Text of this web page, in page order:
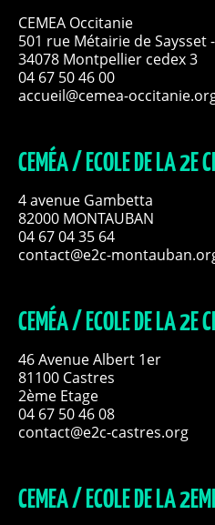
CEMEA Occitanie
501 rue Métairie de Saysset
34078 Montpellier cedex 3
04 67 50 46 00
accueil@cemea-
CEMÉA / ECOLE DE LA 2E
4 avenue Gambetta
82000 MONTAUBAN
04 67 04 35 64
contact@e2c-
CEMÉA / ECOLE DE LA 2E
46 Avenue Albert 1er
81100 Castres
2ème Etage
04 67 50 46 08
contact@e2c-castres.org
CEMEA / ECOLE DE LA